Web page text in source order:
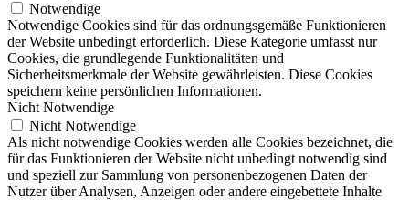
Notwendige
Notwendige Cookies sind für das ordnungsgemäße Funktionieren
der Website unbedingt erforderlich. Diese Kategorie umfasst nur
Cookies, die grundlegende Funktionalitäten und
Sicherheitsmerkmale der Website gewährleisten. Diese Cookies
speichern keine persönlichen Informationen.
Nicht Notwendige
Nicht Notwendige
Als nicht notwendige Cookies werden alle Cookies bezeichnet, die
für das Funktionieren der Website nicht unbedingt notwendig sind
und speziell zur Sammlung von personenbezogenen Daten der
Nutzer über Analysen, Anzeigen oder andere eingebettete Inhalte